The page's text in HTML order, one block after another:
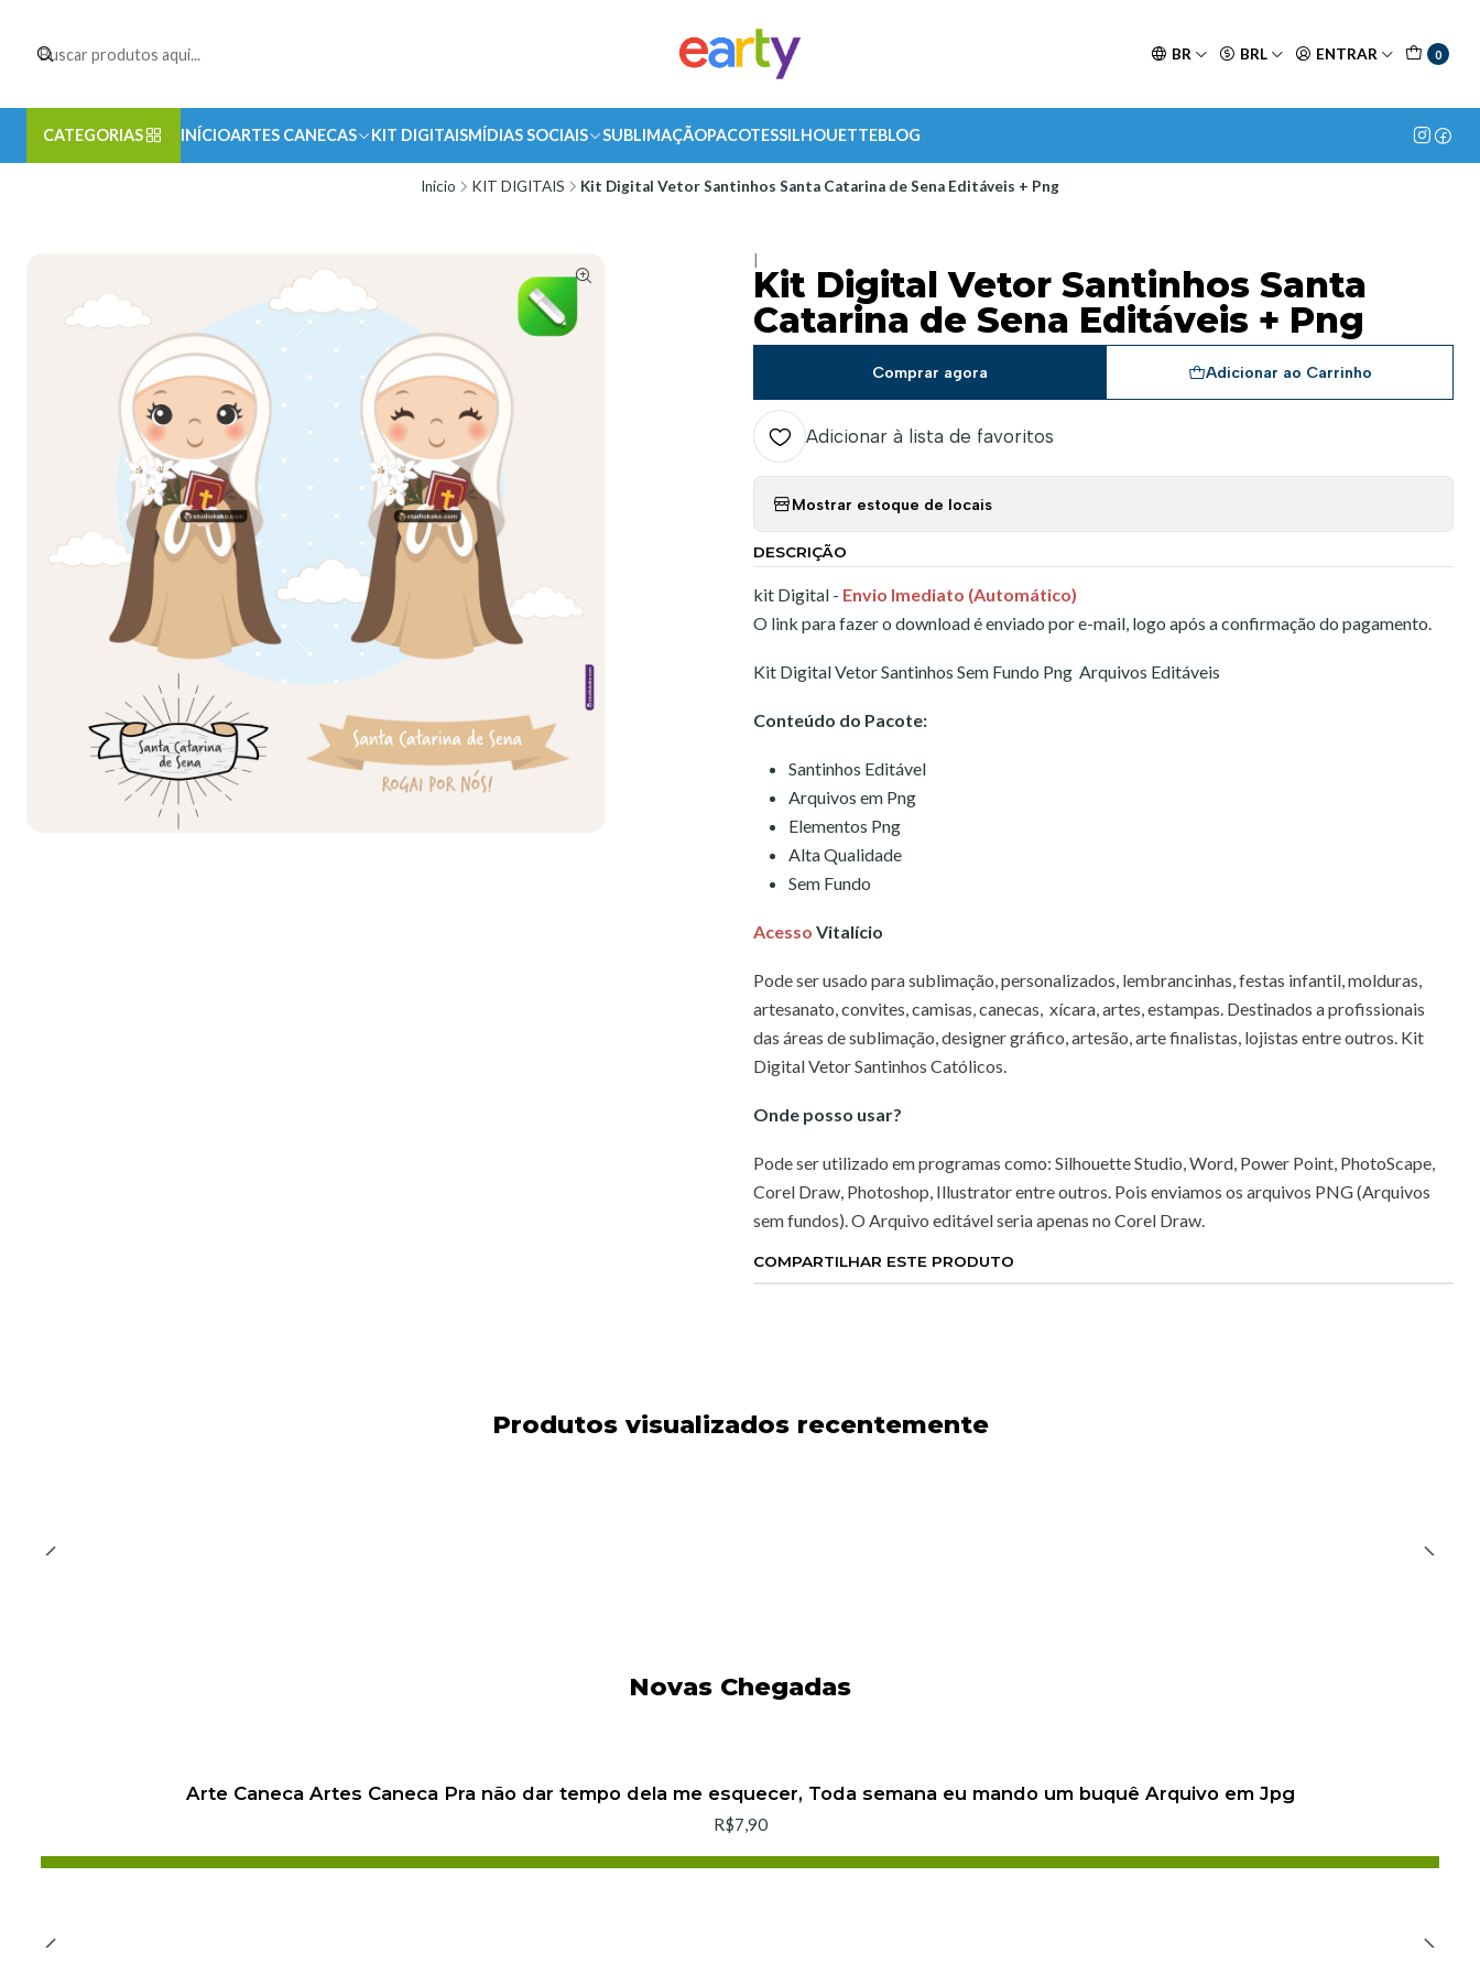
BR BRL ENTRAR 0
CATEGORIAS INÍCIOARTES CANECAS KIT DIGITAISMÍDIAS SOCIAIS SUBLIMAÇÃOPACOTESSILHOUETTEBLOG
Início KIT DIGITAIS Kit Digital Vetor Santinhos Santa Catarina de Sena Editáveis + Png
Kit Digital Vetor Santinhos Santa
Catarina de Sena Editáveis + Png
Adicionar ao Carrinho
Comprar agora
Adicionar à lista de favoritos
Mostrar estoque de locais
DESCRIÇÃO
kit Digital - Envio Imediato (Automático)
O link para fazer o download é enviado por e-mail, logo após a confirmação do pagamento.
Kit Digital Vetor Santinhos Sem Fundo Png Arquivos Editáveis
Conteúdo do Pacote:
Santinhos Editável
Arquivos em Png
Elementos Png
Alta Qualidade
Sem Fundo
Acesso Vitalício
Pode ser usado para sublimação, personalizados, lembrancinhas, festas infantil, molduras,
artesanato, convites, camisas, canecas, xícara, artes, estampas. Destinados a profissionais
das áreas de sublimação, designer gráfico, artesão, arte finalistas, lojistas entre outros. Kit
Digital Vetor Santinhos Católicos.
Onde posso usar?
Pode ser utilizado em programas como: Silhouette Studio, Word, Power Point, PhotoScape,
Corel Draw, Photoshop, Illustrator entre outros. Pois enviamos os arquivos PNG (Arquivos
sem fundos). O Arquivo editável seria apenas no Corel Draw.
COMPARTILHAR ESTE PRODUTO
Produtos visualizados recentemente
Novas Chegadas
Arte Caneca Artes Caneca Pra não dar tempo dela me esquecer, Toda semana eu mando um buquê Arquivo em Jpg
R$7,90